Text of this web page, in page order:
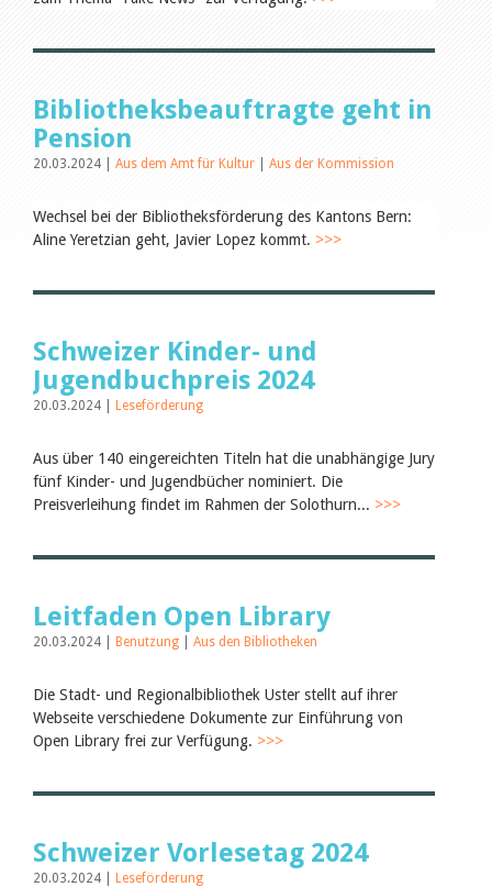
Tags
Alle Tags
Autoren
Ursula Strahm
Sandra Dettwyler
Javier Lopez
Andrea Grichting
Nicole Rothen
Therese von Weissenfluh
Manuela Nyffeler-Lanker
Archiv
Juli 2026
Dezember 2025
September 2025
Juli 2025
Juni 2025
Februar 2025
2024
2022
2020
2017
2016
Bibliotheksbeauftragte geht in
Pension
20.03.2024 | Aus dem Amt für Kultur Aus der Kommission
Wechsel bei der Bibliotheksförderung des Kantons Bern:
Aline Yeretzian geht, Javier Lopez kommt. >>>
Schweizer Kinder- und
Jugendbuchpreis 2024
20.03.2024 | Leseförderung
Aus über 140 eingereichten Titeln hat die unabhängige Jury
fünf Kinder- und Jugendbücher nominiert. Die
Preisverleihung findet im Rahmen der Solothurn... >>>
Leitfaden Open Library
20.03.2024 | Benutzung Aus den Bibliotheken
Die Stadt- und Regionalbibliothek Uster stellt auf ihrer
Webseite verschiedene Dokumente zur Einführung von
Open Library frei zur Verfügung. >>>
Schweizer Vorlesetag 2024
20.03.2024 | Leseförderung